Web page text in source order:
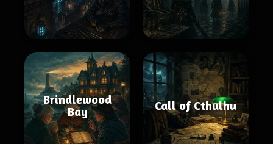
Brindlewood
Bay
Call of Cthulhu